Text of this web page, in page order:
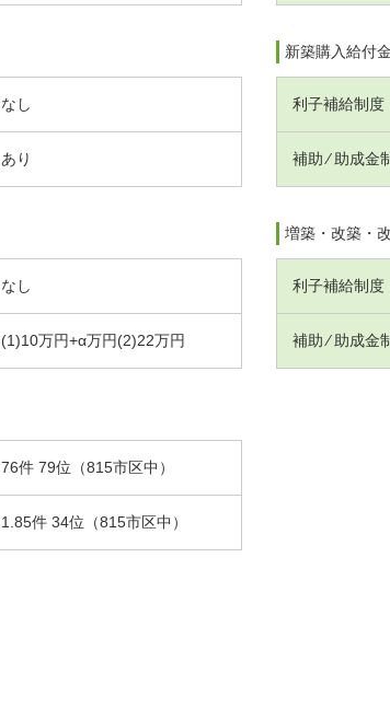
なし
あり
新築購入給付金
利子補給制度
補助 ⁄ 助成金
なし
(1)10万円+α万円(2)22万円
増築・改築・
利子補給制度
補助 ⁄ 助成金
76件 79位（815市区中）
1.85件 34位（815市区中）